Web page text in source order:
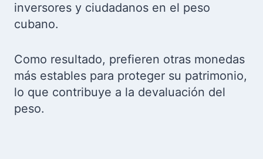
inversores y ciudadanos en el peso
cubano.
Como resultado, prefieren otras monedas
más estables para proteger su patrimonio,
lo que contribuye a la devaluación del
peso.